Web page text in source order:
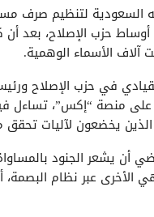
السعودية لتنظيم صرف
حزب الإصلاح، بعد
الأسماء الوهمية.
في حزب الإصلاح
على منصة “إكس”، تساءل
الذين يخضعون لآليات تحقق
أن يشعر الجنود
الأخرى عبر نظام